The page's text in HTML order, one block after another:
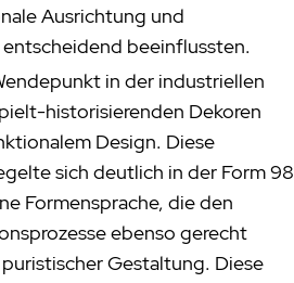
Ausrichtung und
beeinflussten.
in der industriellen
historisierenden Dekoren
Design. Diese
sich deutlich in der Form 98
Formensprache, die den
ebenso gerecht
Gestaltung. Diese